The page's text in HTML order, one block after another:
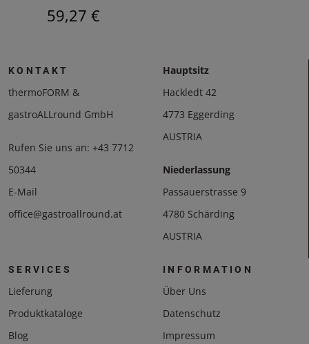
59,27 €
KONTAKT
thermoFORM &
gastroALLround GmbH
Rufen Sie uns an: +43 7712
50344
E-Mail
office@gastroallround.at
Hauptsitz
Hackledt 42
4773 Eggerding
AUSTRIA
Niederlassung
Passauerstrasse 9
4780 Schärding
AUSTRIA
SERVICES
Lieferung
Produktkataloge
Blog
INFORMATION
Über Uns
Datenschutz
Impressum